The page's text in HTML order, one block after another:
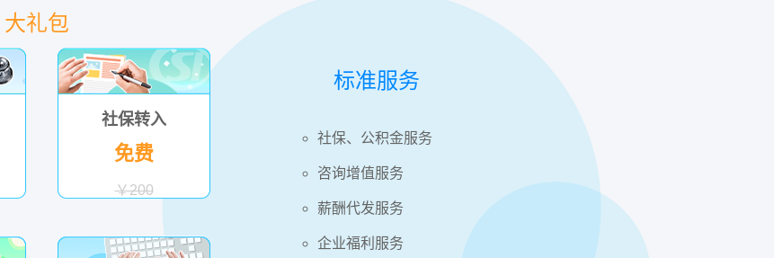
大礼包
社保转入
免费
￥200
标准服务
社保、公积金服务
咨询增值服务
薪酬代发服务
企业福利服务